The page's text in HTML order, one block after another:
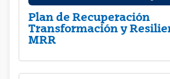
Plan de Recuperación
Transformación y
MRR